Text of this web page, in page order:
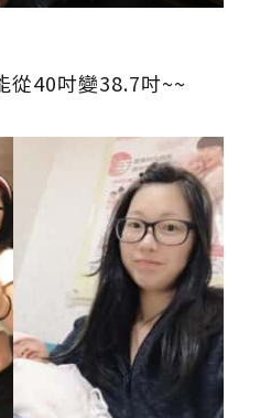
從40吋變38.7吋~~